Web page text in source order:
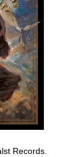
Records.